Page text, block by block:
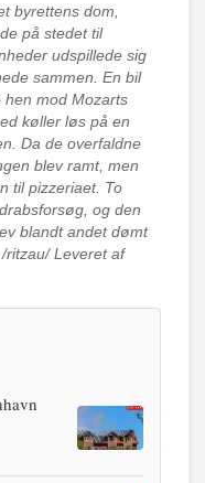
byrettens dom,
på stedet til
udspillede sig
sammen. En bil
mod Mozarts
køller løs på en
Da de overfaldne
blev ramt, men
til pizzeriaet. To
og den
blandt andet dømt
ritzau/ Leveret af